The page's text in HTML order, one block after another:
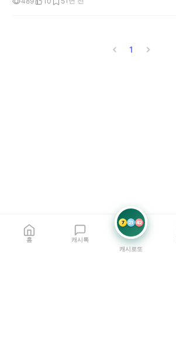
1
홈 캐시톡
7 21 42
캐시로또